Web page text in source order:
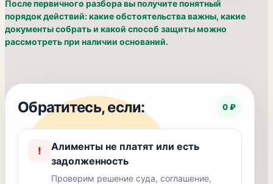
После первичного разбора вы получите понятный
порядок действий: какие обстоятельства важны, какие
документы собрать и какой способ защиты можно
рассмотреть при наличии оснований.
Обратитесь, если: 0 ₽
!
Алименты не платят или есть
задолженность
Проверим решение суда, соглашение,